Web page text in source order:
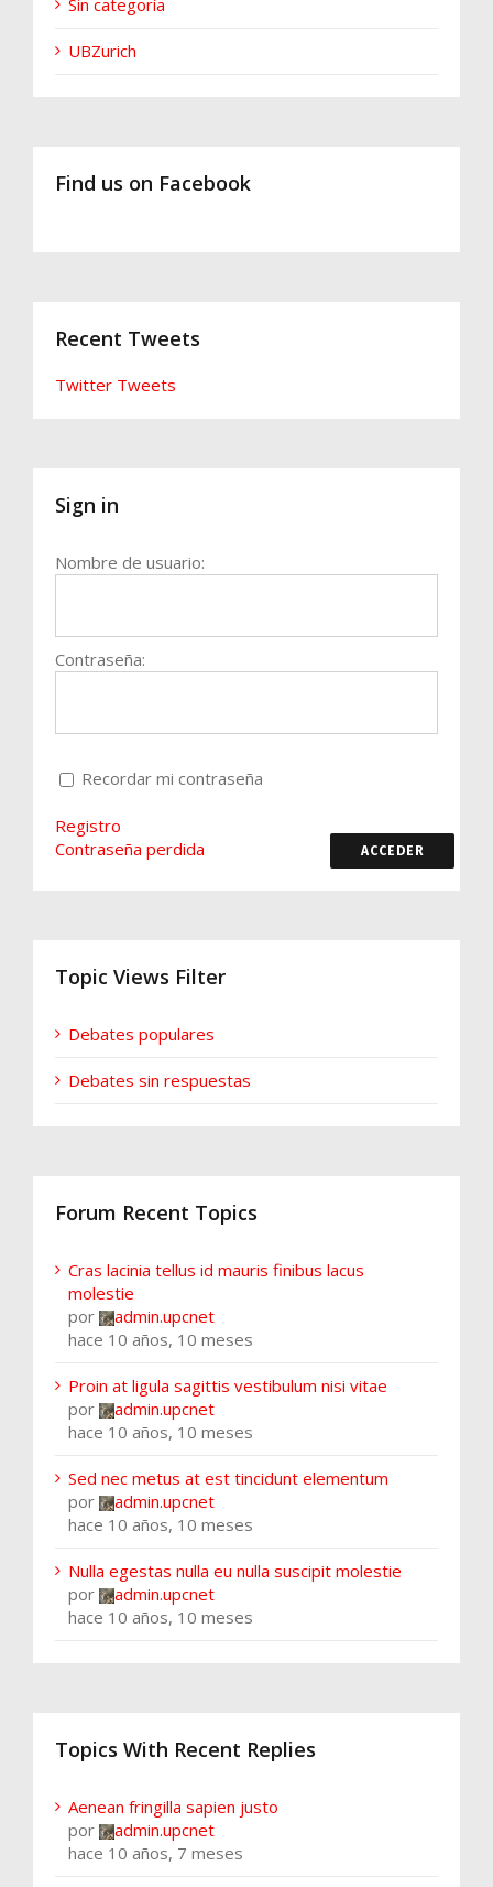
Sin categoría
UBZurich
Find us on Facebook
Recent Tweets
Twitter Tweets
Sign in
Nombre de usuario:
Contraseña:
Recordar mi contraseña
ACCEDER
Registro
Contraseña perdida
Topic Views Filter
Debates populares
Debates sin respuestas
Forum Recent Topics
Cras lacinia tellus id mauris finibus lacus
molestie
por
admin.upcnet
hace 10 años, 10 meses
Proin at ligula sagittis vestibulum nisi vitae
por
admin.upcnet
hace 10 años, 10 meses
Sed nec metus at est tincidunt elementum
por
admin.upcnet
hace 10 años, 10 meses
Nulla egestas nulla eu nulla suscipit molestie
por
admin.upcnet
hace 10 años, 10 meses
Topics With Recent Replies
Aenean fringilla sapien justo
por
admin.upcnet
hace 10 años, 7 meses